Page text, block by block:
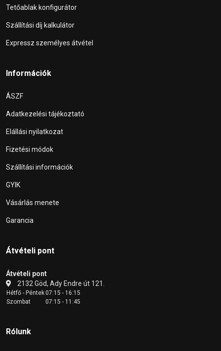
Tetőablak konfigurátor
Szállítási díj kalkulátor
Expressz személyes átvétel
Információk
ÁSZF
Adatkezelési tájékoztató
Elállási nyilatkozat
Fizetési módok
Szállítási információk
GYIK
Vásárlás menete
Garancia
Átvételi pont
Átvételi pont
2132 Göd, Ady Endre út 121.
Hétfő - Péntek07:15 - 16:15
Szombat
07:15 - 11:45
Rólunk